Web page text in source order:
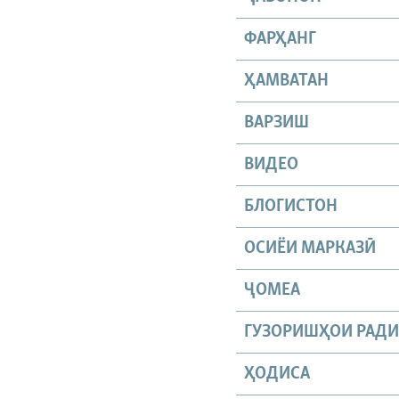
ФАРҲАНГ
ҲАМВАТАН
ВАРЗИШ
ВИДЕО
БЛОГИСТОН
ОСИЁИ МАРКАЗӢ
ҶОМEА
ГУЗОРИШҲОИ
ҲОДИСА